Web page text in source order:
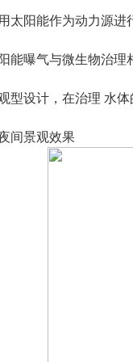
太阳能作为动力源进
能曝气与微生物治理
型设计，在治理 水
间景观效果